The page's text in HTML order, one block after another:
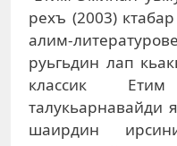
рехъ (2003)
алим-
руьгьдин лап
классик
талукьарнавайди
шаирдин